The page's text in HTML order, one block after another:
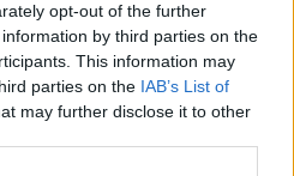
opt-out of the further
by third parties on the
This information may
parties on the IAB’s List of
may further disclose it to other
Έργων η
ψηφιακό